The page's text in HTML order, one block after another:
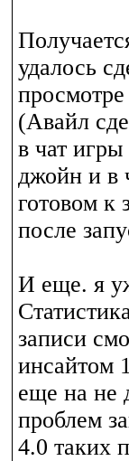
удалось
(Авайл
в чат
джойн и в
готовом к
после
И еще. я
записи
инсайтом
еще на не
проблем
4.0 таких